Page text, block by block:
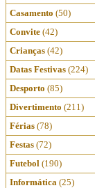
Casamento (50)
Convite (42)
Crianças (42)
Datas Festivas (224)
Desporto (85)
Divertimento (211)
Férias (78)
Festas (72)
Futebol (190)
Informática (25)